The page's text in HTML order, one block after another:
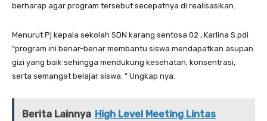
berharap agar program tersebut secepatnya di realisasikan.
Menurut Pj kepala sekolah SDN karang sentosa 02 , Karlina S.pdi
“program ini benar-benar membantu siswa mendapatkan asupan
gizi yang baik sehingga mendukung kesehatan, konsentrasi,
serta semangat belajar siswa. ” Ungkap nya.
Berita Lainnya High Level Meeting Lintas